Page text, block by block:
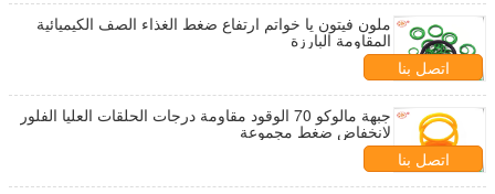
ملون فيتون يا خواتم ارتفاع ضغط الغذاء الصف الكيميائية
المقاومة البارزة
اتصل بنا
جبهة مالوكو 70 الوقود مقاومة درجات الحلقات العليا الفلور
لانخفاض ضغط مجموعة
اتصل بنا